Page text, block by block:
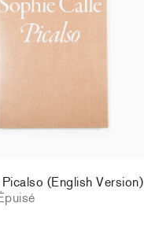
(English Version)